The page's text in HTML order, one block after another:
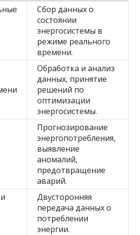
Сбор данных о
состоянии
энергосистемы в
режиме реального
времени.
Обработка и анализ
данных, принятие
решений по
оптимизации
энергосистемы.
Прогнозирование
энергопотребления,
выявление
аномалий,
предотвращение
аварий.
Двусторонняя
передача данных о
потреблении
энергии.